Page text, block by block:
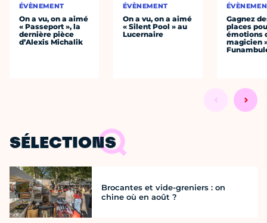
ÉVÈNEMENT
On a vu, on a aimé
« Passeport », la
dernière pièce
d’Alexis Michalik
ÉVÈNEMENT
On a vu, on a aimé
« Silent Pool » au
Lucernaire
Gagnez
places
émotions
magicien
SÉLECTIONS
Brocantes et vide-greniers : on
chine où en août ?